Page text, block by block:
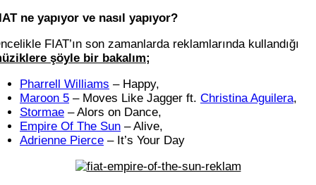
ne yapıyor ve nasıl yapıyor?
FIAT’ın son zamanlarda reklamlarında kullandığı
şöyle bir bakalım;
Pharrell Williams – Happy,
Maroon 5 – Moves Like Jagger ft. Christina Aguilera,
Stormae – Alors on Dance,
Empire Of The Sun – Alive,
Adrienne Pierce – It’s Your Day